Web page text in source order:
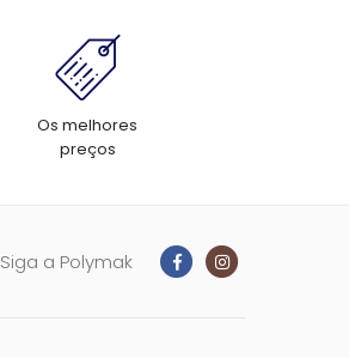
Os melhores
preços
Siga a Polymak